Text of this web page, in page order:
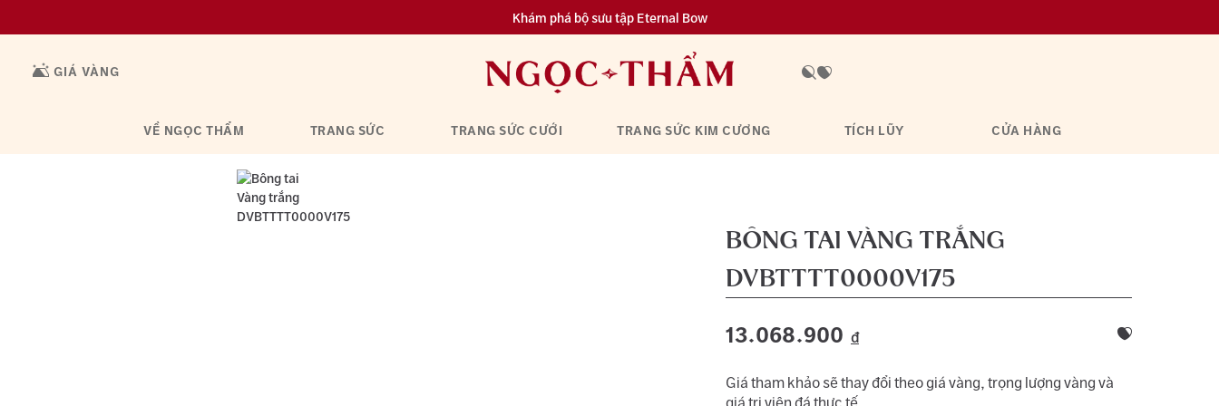
Khám phá bộ sưu tập Eternal Bow
GIÁ VÀNG
VỀ NGỌC THẨM TRANG SỨC TRANG SỨC CƯỚI TRANG SỨC KIM CƯƠNG TÍCH LŨY CỬA HÀNG
BÔNG TAI VÀNG TRẮNG
DVBTTTT0000V175
13.068.900 đ
Giá tham khảo sẽ thay đổi theo giá vàng, trọng lượng vàng và